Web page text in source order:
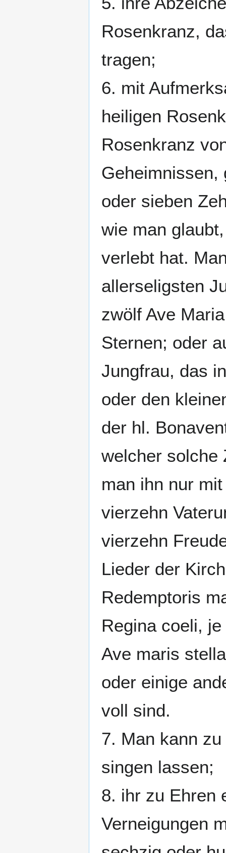
Rosenkranz,
tragen;
6. mit
heiligen
Rosenkranz
Geheimnissen,
oder sieben
wie man
verlebt hat.
allerseligsten
zwölf Ave
Sternen; oder
Jungfrau, das
oder den
der hl.
welcher solche
man ihn nur
vierzehn
vierzehn
Lieder der
Redemptoris
Regina coeli,
Ave maris
oder einige
voll sind.
7. Man kann
singen lassen;
8. ihr zu Ehren
Verneigungen